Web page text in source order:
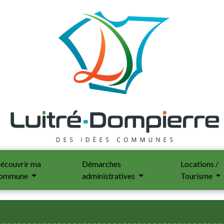
ma
Démarches
administratives
Locations /
Tourisme